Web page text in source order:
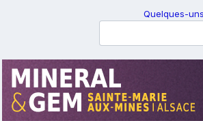
Quelques-